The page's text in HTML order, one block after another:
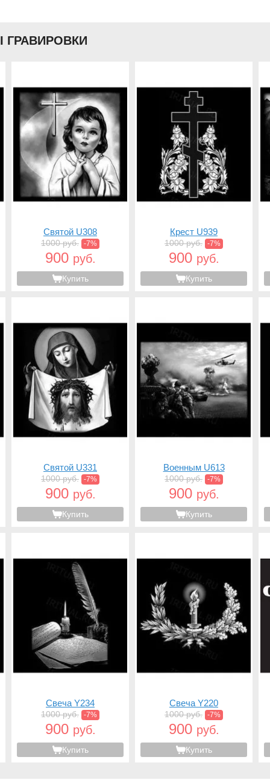
ГРАВИРОВКИ
Святой U308
1000 руб. -7%
900 руб.
Купить
Крест U939
1000 руб. -7%
900 руб.
Купить
Святой U331
1000 руб. -7%
900 руб.
Купить
Военным U613
1000 руб. -7%
900 руб.
Купить
Свеча Y234
1000 руб. -7%
900 руб.
Купить
Свеча Y220
1000 руб. -7%
900 руб.
Купить